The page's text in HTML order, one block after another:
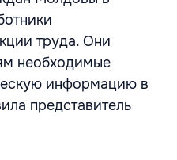
труда. Они
необходимые
информацию в
представитель